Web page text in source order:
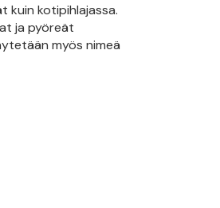
kuin kotipihlajassa.
ja pyöreät
myös nimeä